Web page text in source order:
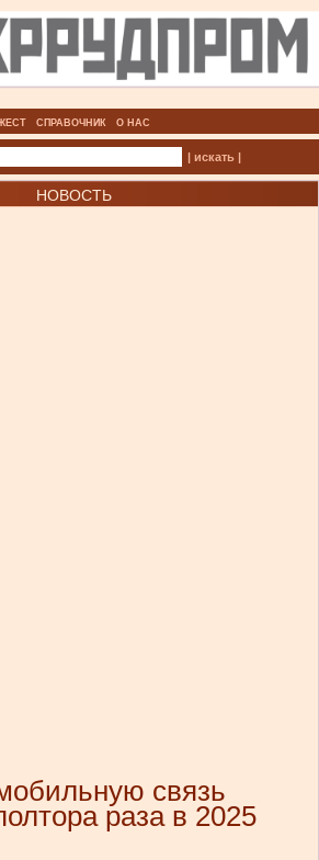
СПРАВОЧНИК О НАС
| искать |
НОВОСТЬ
связь
раза в 2025